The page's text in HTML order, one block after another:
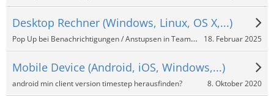
Desktop Rechner (Windows, Linux, OS X,...)
Pop Up bei Benachrichtigungen / Anstupsen in TeamSpeak 3? 18. Februar 2025
Mobile Device (Android, iOS, Windows,...)
android min client version timestep herausfinden? 8. Oktober 2020